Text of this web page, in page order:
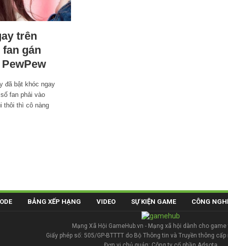
trên
gán
đã bật khóc ngay
fan phải vào
thôi thì cô nàng
BẢNG XẾP HẠNG VIDEO SỰ KIỆN GAME CÔNG
Mạng Xã Hội GameHub.vn - Mạng xã hội dành cho game
Giấy phép số: 505/GP-BTTTT do Bộ Thông tin và Truyền thông